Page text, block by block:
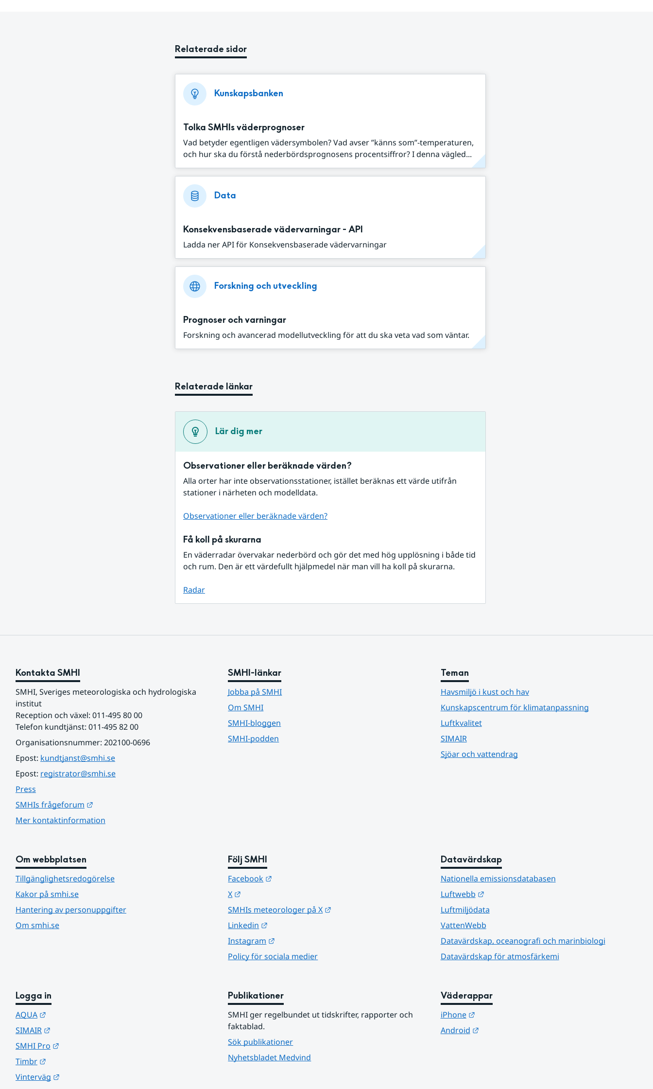
Relaterade sidor
Kunskapsbanken
Tolka SMHIs väderprognoser
Vad betyder egentligen vädersymbolen? Vad avser ”känns som”-temperaturen,
och hur ska du förstå nederbördsprognosens procentsiffror? I denna vägled...
Data
Konsekvensbaserade vädervarningar - API
Ladda ner API för Konsekvensbaserade vädervarningar
Forskning och utveckling
Prognoser och varningar
Forskning och avancerad modellutveckling för att du ska veta vad som väntar.
Relaterade länkar
Lär dig mer
Observationer eller beräknade värden?
Alla orter har inte observationsstationer, istället beräknas ett värde utifrån
stationer i närheten och modelldata.
Observationer eller beräknade värden?
Få koll på skurarna
En väderradar övervakar nederbörd och gör det med hög upplösning i både tid
och rum. Den är ett värdefullt hjälpmedel när man vill ha koll på skurarna.
Radar
Kontakta SMHI
SMHI, Sveriges meteorologiska och hydrologiska
institut
Reception och växel: 011-495 80 00
Telefon kundtjänst: 011-495 82 00
Organisationsnummer: 202100-0696
Epost: kundtjanst@smhi.se
Epost: registrator@smhi.se
Press
SMHIs frågeforum
Mer kontaktinformation
SMHI-länkar
Jobba på SMHI
Om SMHI
SMHI-bloggen
SMHI-podden
Teman
Havsmiljö i kust och hav
Kunskapscentrum för klimatanpassning
Luftkvalitet
SIMAIR
Sjöar och vattendrag
Om webbplatsen
Tillgänglighetsredogörelse
Kakor på smhi.se
Hantering av personuppgifter
Om smhi.se
Följ SMHI
Facebook
X
SMHIs meteorologer på X
Linkedin
Instagram
Policy för sociala medier
Datavärdskap
Nationella emissionsdatabasen
Luftwebb
Länk till annan webbplats.
Luftmiljödata
VattenWebb
Datavärdskap, oceanografi och marinbiologi
Datavärdskap för atmosfärkemi
Logga in
AQUA
SIMAIR
SMHI Pro
Timbr
Vinterväg
Publikationer
SMHI ger regelbundet ut tidskrifter, rapporter och
faktablad.
Sök publikationer
Nyhetsbladet Medvind
Väderappar
iPhone
Länk till annan webbplats.
Android
Länk till annan webbplats.